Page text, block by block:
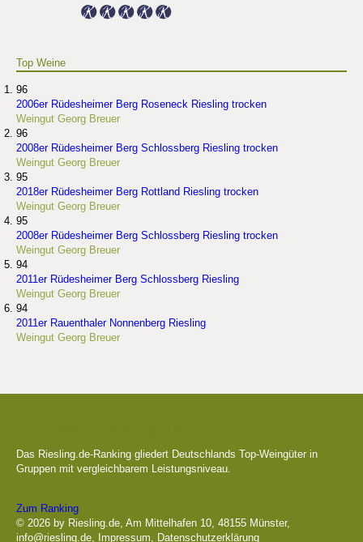
Top Weine
96
2006er Rüdesheimer Berg Roseneck Riesling trocken
Weingut Georg Breuer
96
2008er Rüdesheimer Berg Schlossberg Riesling trocken
Weingut Georg Breuer
95
2018er Rüdesheimer Berg Rottland Riesling trocken
Weingut Georg Breuer
95
2008er Rüdesheimer Berg Schlossberg Riesling trocken
Weingut Georg Breuer
94
2011er Rüdesheimer Berg Schlossberg Riesling
Weingut Georg Breuer
94
2011er Rauenthaler Nonnenberg Riesling
Weingut Georg Breuer
Das Riesling.de-Ranking gliedert Deutschlands Top-Weingüter in
Gruppen mit vergleichbarem Leistungsniveau.
Zum Ranking
© 2026 by Riesling.de, Am Mittelhafen 10, 48155 Münster,
info@riesling.de, Impressum, Datenschutzerklärung